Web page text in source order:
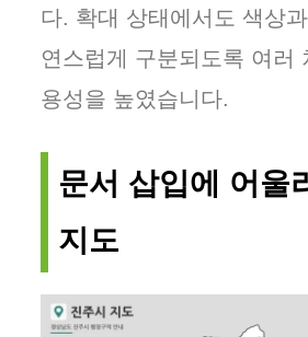
다. 확대 상태에서도 색상
연스럽게 구분되도록 여러
용성을 높였습니다.
문서 삽입에 어울
지도